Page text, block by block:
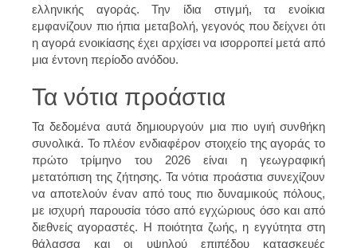
ελληνικής αγοράς. Την ίδια στιγμή, τα ενοίκια
εμφανίζουν πιο ήπια μεταβολή, γεγονός που δείχνει ότι
η αγορά ενοικίασης έχει αρχίσει να ισορροπεί μετά από
μια έντονη περίοδο ανόδου.
Τα νότια προάστια
Τα δεδομένα αυτά δημιουργούν μια πιο υγιή συνθήκη
συνολικά. Το πλέον ενδιαφέρον στοιχείο της αγοράς το
πρώτο τρίμηνο του 2026 είναι η γεωγραφική
μετατόπιση της ζήτησης. Τα νότια προάστια συνεχίζουν
να αποτελούν έναν από τους πιο δυναμικούς πόλους,
με ισχυρή παρουσία τόσο από εγχώριους όσο και από
διεθνείς αγοραστές. Η ποιότητα ζωής, η εγγύτητα στη
θάλασσα και οι υψηλού επιπέδου κατασκευές